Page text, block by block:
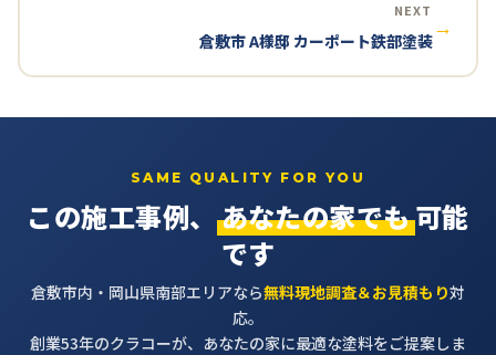
NEXT
倉敷市 A様邸 カーポート鉄部塗装
→
SAME QUALITY FOR YOU
この施工事例、 あなたの家でも可能
です
倉敷市内・岡山県南部エリアなら無料現地調査＆お見積もり対
応。
創業53年のクラコーが、あなたの家に最適な塗料をご提案しま